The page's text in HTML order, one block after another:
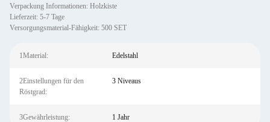
Verpackung Informationen: Holzkiste
Lieferzeit: 5-7 Tage
Versorgungsmaterial-Fähigkeit: 500 SET
1Material: Edelstahl
2Einstellungen für den
Röstgrad:
3 Niveaus
3Gewährleistung: 1 Jahr